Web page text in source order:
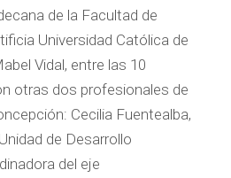
de la Facultad de
Universidad Católica de
Vidal, entre las 10
otras dos profesionales de
Cecilia Fuentealba,
de Desarrollo
del eje